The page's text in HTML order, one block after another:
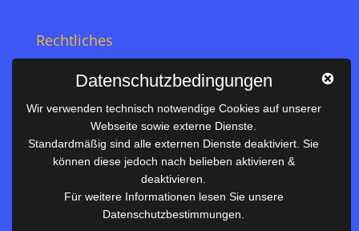
Rechtliches
Datenschutz
Nützliches
Vertretungsplan
Unterrichtszeiten
Downloadbereich
Datenschutzbedingungen
Wir verwenden technisch notwendige Cookies auf unserer
Webseite sowie externe Dienste.
Standardmäßig sind alle externen Dienste deaktiviert. Sie
können diese jedoch nach belieben aktivieren &
deaktivieren.
Für weitere Informationen lesen Sie unsere
Datenschutzbestimmungen.